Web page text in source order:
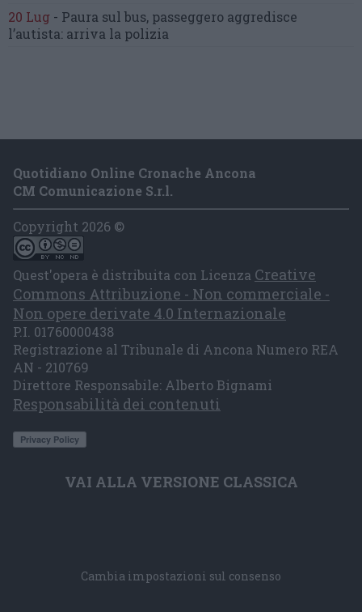
20 Lug - Paura sul bus, passeggero aggredisce
l’autista: arriva la polizia
Quotidiano Online Cronache Ancona
CM Comunicazione S.r.l.
Copyright 2026 ©
Quest'opera è distribuita con Licenza Creative
Commons Attribuzione - Non commerciale -
Non opere derivate 4.0 Internazionale
P.I. 01760000438
Registrazione al Tribunale di Ancona Numero REA
AN - 210769
Direttore Responsabile: Alberto Bignami
Responsabilità dei contenuti
VAI ALLA VERSIONE CLASSICA
Cambia impostazioni sul consenso